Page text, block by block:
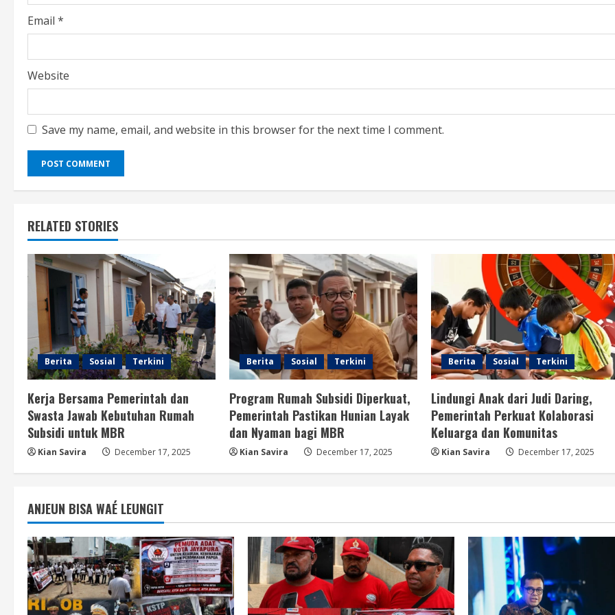
g
Email *
Website
Save my name, email, and website in this browser for the next time I comment.
RELATED STORIES
Berita Sosial Terkini
Kerja Bersama Pemerintah dan
Swasta Jawab Kebutuhan Rumah
Subsidi untuk MBR
Kian Savira December 17, 2025
Berita Sosial Terkini
Program Rumah Subsidi Diperkuat,
Pemerintah Pastikan Hunian Layak
dan Nyaman bagi MBR
Kian Savira December 17, 2025
Berita Sosial Terkini
Lindungi Anak dari Judi Daring,
Pemerintah Perkuat Kolaborasi
Keluarga dan Komunitas
Kian Savira December 17, 2025
ANJEUN BISA WAÉ LEUNGIT